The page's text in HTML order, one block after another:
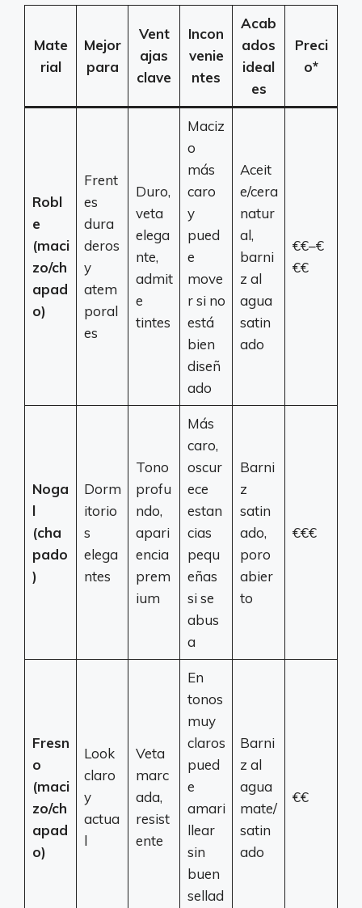
Mate
rial
Mejor
para
Vent
ajas
clave
Incon
venie
ntes
Acab
ados
ideal
es
Preci
o*
Robl
e
(maci
zo/ch
apad
o)
Frent
es
dura
deros
y
atem
poral
es
Duro,
veta
elega
nte,
admit
e
tintes
Maciz
o
más
caro
y
pued
e
move
r si no
está
bien
diseñ
ado
Aceit
e/cera
natur
al,
barni
z al
agua
satin
ado
€€–€
€€
Noga
l
(cha
pado
)
Dorm
itorio
s
elega
ntes
Tono
profu
ndo,
apari
encia
prem
ium
Más
caro,
oscur
ece
estan
cias
pequ
eñas
si se
abus
a
Barni
z
satin
ado,
poro
abier
to
€€€
Fresn
o
(maci
zo/ch
apad
o)
Look
claro
y
actua
l
Veta
marc
ada,
resist
ente
En
tonos
muy
claros
pued
e
amari
llear
sin
buen
sellad
Barni
z al
agua
mate/
satin
ado
€€